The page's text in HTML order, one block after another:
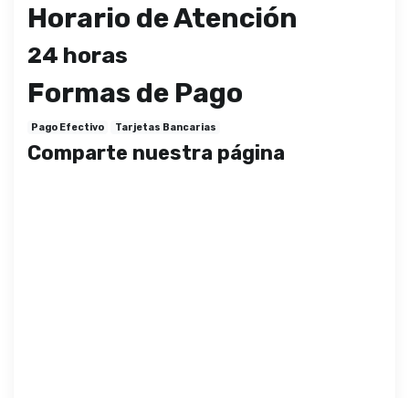
Horario de Atención
24 horas
Formas de Pago
Pago Efectivo Tarjetas Bancarias
Comparte nuestra página